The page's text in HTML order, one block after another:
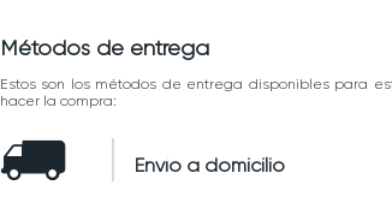
Métodos de entrega
Estos son los métodos de entrega disponibles para
hacer la compra:
Envío a domicilio